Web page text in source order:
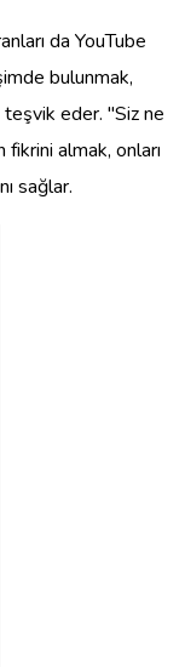
da YouTube
bulunmak,
teşvik eder. "Siz ne
almak, onları
sağlar.